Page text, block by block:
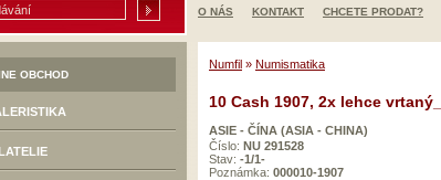
O NÁS KONTAKT CHCETE PRODAT?
OBCHOD
Numfil » Numismatika
10 Cash 1907, 2x lehce vrtaný_
ASIE - ČÍNA (ASIA - CHINA)
Číslo: NU 291528
Stav: -1/1-
Poznámka: 000010-1907